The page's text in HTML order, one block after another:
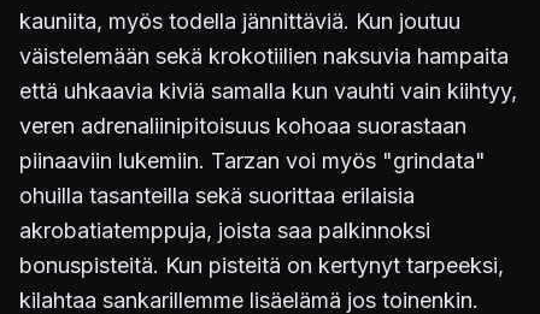
kauniita, myös todella jännittäviä. Kun joutuu
väistelemään sekä krokotiilien naksuvia hampaita
että uhkaavia kiviä samalla kun vauhti vain kiihtyy,
veren adrenaliinipitoisuus kohoaa suorastaan
piinaaviin lukemiin. Tarzan voi myös "grindata"
ohuilla tasanteilla sekä suorittaa erilaisia
akrobatiatemppuja, joista saa palkinnoksi
bonuspisteitä. Kun pisteitä on kertynyt tarpeeksi,
kilahtaa sankarillemme lisäelämä jos toinenkin.